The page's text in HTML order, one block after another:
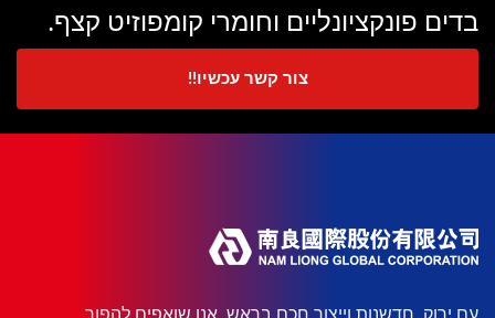
בדים פונקציונליים וחומרי קומפוזיט קצף.
צור קשר עכשיו!!